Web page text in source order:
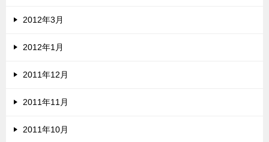
2012年3月
2012年1月
2011年12月
2011年11月
2011年10月